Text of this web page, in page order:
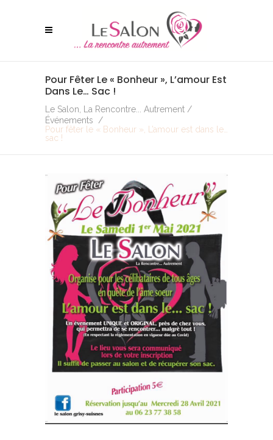
Pour Fêter Le « Bonheur », L’amour Est
Dans Le… Sac !
Le Salon, La Rencontre... Autrement /
Événements /
Pour fêter le « Bonheur », L’amour est dans le…
sac !